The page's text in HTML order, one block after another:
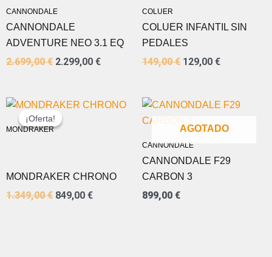
CANNONDALE
CANNONDALE
ADVENTURE NEO 3.1 EQ
2.699,00€
2.699,00 €.
2.299,00 €
2.299,00 €.
COLUER
COLUER INFANTIL SIN
PEDALES
149,00€ 129,00 €
¡Oferta!
MONDRAKER
¡Oferta!
MONDRAKER CHRONO
1.349,00€
EL
ORIGINAL
849,00 €
EL
AGOTADO
CANNONDALE
CANNONDALE F29
CARBON 3
899,00 €